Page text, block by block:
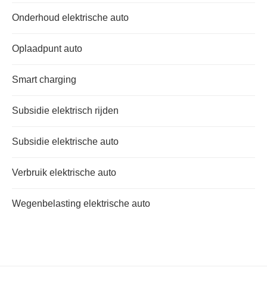
Onderhoud elektrische auto
Oplaadpunt auto
Smart charging
Subsidie elektrisch rijden
Subsidie elektrische auto
Verbruik elektrische auto
Wegenbelasting elektrische auto